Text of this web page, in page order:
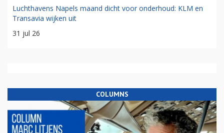
Luchthavens Napels maand dicht voor onderhoud: KLM en
Transavia wijken uit
31 jul 26
COLUMNS